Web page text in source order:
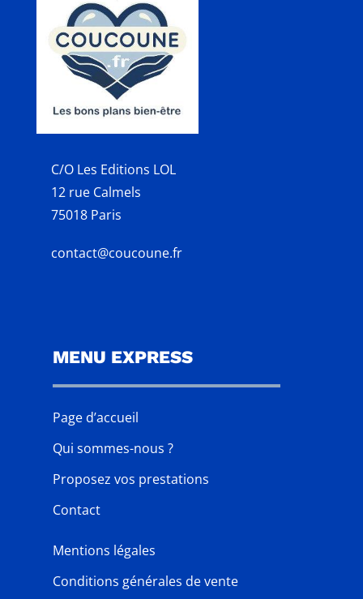
C/O Les Editions LOL
12 rue Calmels
75018 Paris
contact@coucoune.fr
MENU EXPRESS
Page d’accueil
Qui sommes-nous ?
Proposez vos prestations
Contact
Mentions légales
Conditions générales de vente